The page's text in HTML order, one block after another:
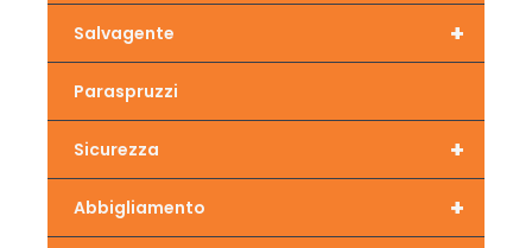
+
Salvagente
Paraspruzzi
+
Sicurezza
+
Abbigliamento